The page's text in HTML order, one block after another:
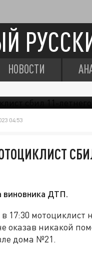
НОВОСТИ
04:53
виновника ДТП.
17:30
оказав никакой
дома №21.